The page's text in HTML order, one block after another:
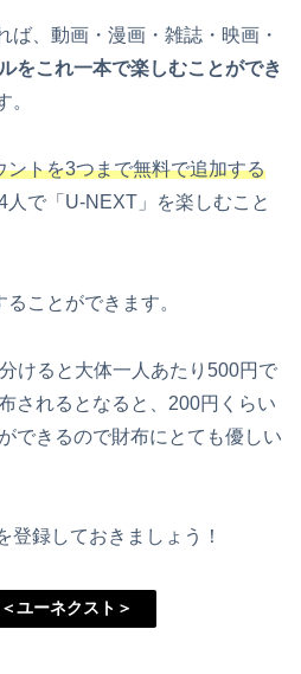
ば、動画・漫画・雑誌・映画・
をこれ一本で楽しむことができ
。
ントを3つまで無料で追加する
人で「U-NEXT」を楽しむこと
ことができます。
けると大体一人あたり500円で
されるとなると、200円くらい
できるので財布にとても優しい
登録しておきましょう！
ユーネクスト＞